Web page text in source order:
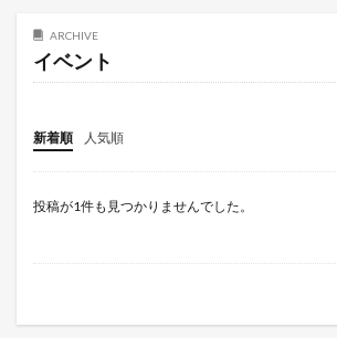
ARCHIVE
イベント
新着順 人気順
投稿が1件も見つかりませんでした。